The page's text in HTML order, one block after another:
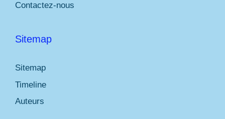
Contactez-nous
Sitemap
Sitemap
Timeline
Auteurs